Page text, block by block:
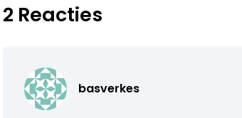
2 Reacties
basverkes